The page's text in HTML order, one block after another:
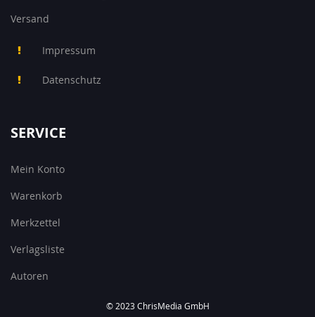
Versand
Impressum
Datenschutz
SERVICE
Mein Konto
Warenkorb
Merkzettel
Verlagsliste
Autoren
© 2023 ChrisMedia GmbH